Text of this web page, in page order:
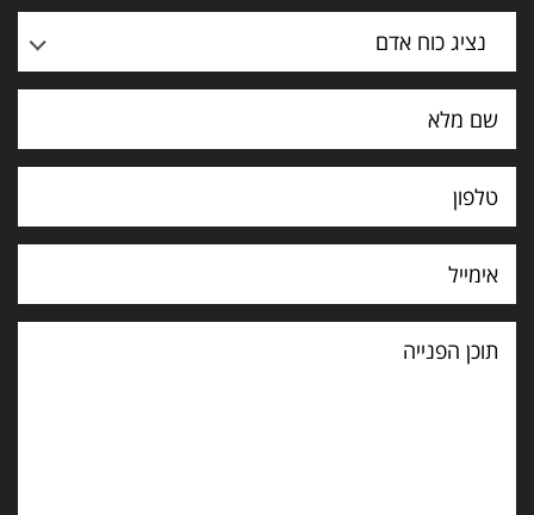
נציג כוח אדם
תוכן
הפנייה